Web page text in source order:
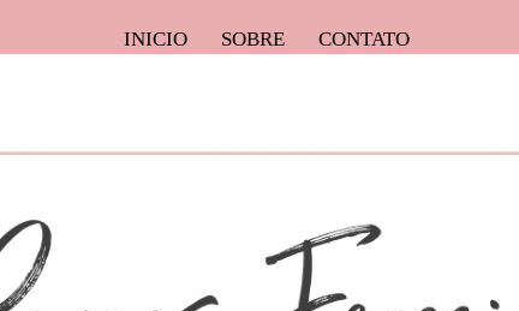
INICIO SOBRE CONTATO